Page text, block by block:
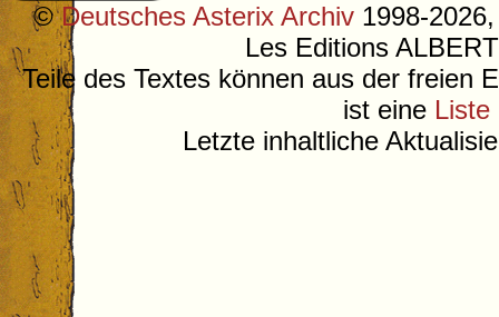
©Deutsches Asterix Archiv 1998-
Les Editions
Teile des Textes können aus der freien
ist eine Liste
Letzte inhaltliche